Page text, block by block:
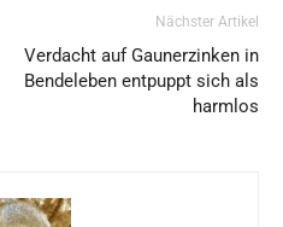
Nächster Artikel
Verdacht auf Gaunerzinken in
Bendeleben entpuppt sich als
harmlos